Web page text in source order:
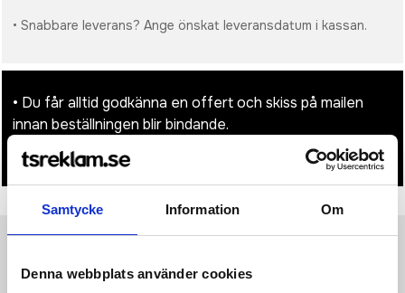
Samtycke Information Om
Denna webbplats använder cookies
• Snabbare leverans? Ange önskat leveransdatum i kassan.
• Du får alltid godkänna en offert och skiss på mailen
innan beställningen blir bindande.
• Tryckfil/er logo laddas upp i kassan.